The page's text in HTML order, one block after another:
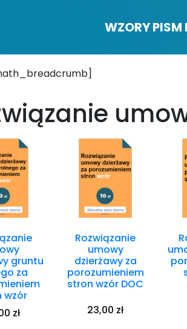
WZORY PISM
gruntu
za
wzór
zł
Rozwiązanie
umowy
dzierżawy za
porozumieniem
stron wzór DOC
23,00 zł